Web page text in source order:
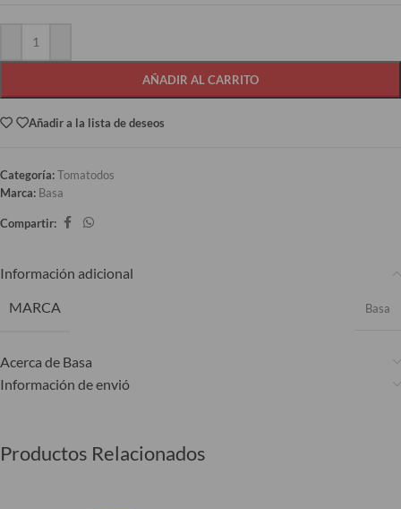
AÑADIR AL CARRITO
Añadir a la lista de deseos
Categoría:Tomatodos
Marca: Basa
Compartir:
Información adicional
MARCA
Basa
Acerca de Basa
Información de envió
Productos Relacionados